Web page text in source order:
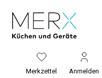
Merkzettel Anmelden